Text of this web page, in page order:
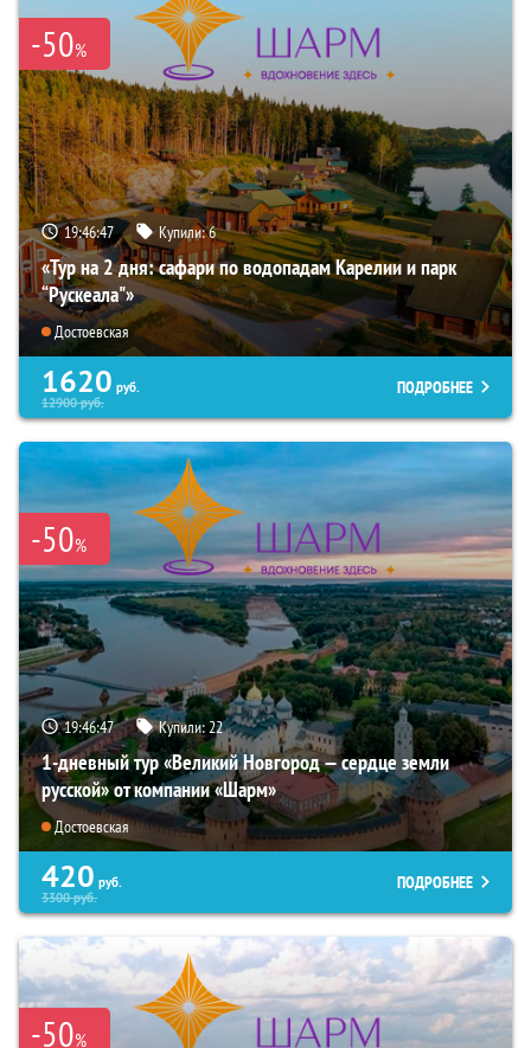
-50%
19:46:46 Купили:6
«Тур на 2 дня: сафари по водопадам Карелии и парк
“Рускеала"»
Достоевская
1620 руб.
12900руб.
ПОДРОБНЕЕ
-50%
19:46:46 Купили:22
1-дневный тур «Великий Новгород — сердце земли
русской» от компании «Шарм»
Достоевская
420 руб.
3300руб.
ПОДРОБНЕЕ
-50%